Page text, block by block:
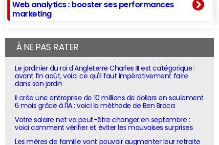
Web analytics : booster ses performances
marketing
À NE PAS RATER
Le jardinier du roi d'Angleterre Charles III est catégorique :
avant fin août, voici ce qu'il faut impérativement faire
dans son jardin
Il crée une entreprise de 10 millions de dollars en seulement
6 mois grâce à l'IA : voici la méthode de Ben Broca
Votre salaire net va peut-être changer en septembre :
voici comment vérifier et éviter les mauvaises surprises
Les mères de famille vont pouvoir augmenter leur retraite